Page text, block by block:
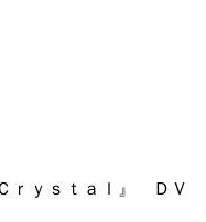
ｒｙｓｔａｌ』 ＤＶ